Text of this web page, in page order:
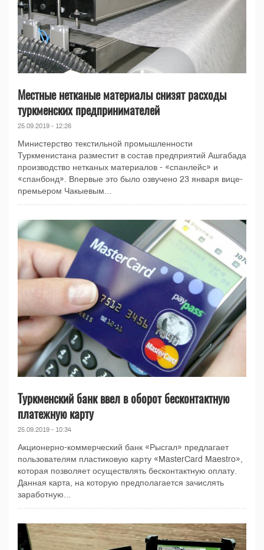
Местные нетканые материалы снизят расходы
туркменских предпринимателей
25.09.2019 - 12:26
Министерство текстильной промышленности
Туркменистана разместит в состав предприятий Ашгабада
производство нетканых материалов - «спанлейс» и
«спанбонд». Впервые это было озвучено 23 января вице-
премьером Чакыевым...
Туркменский банк ввел в оборот бесконтактную
платежную карту
25.09.2019 - 10:34
Акционерно-коммерческий банк «Рысгал» предлагает
пользователям пластиковую карту «MasterCard Maestro»,
которая позволяет осуществлять бесконтактную оплату.
Данная карта, на которую предполагается зачислять
заработную...